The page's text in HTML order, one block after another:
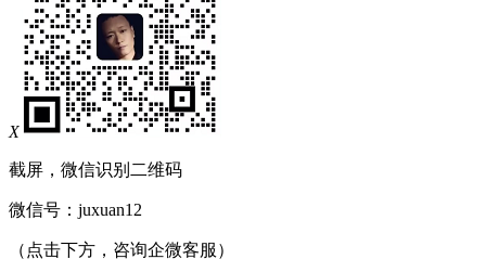
X
截屏，微信识别二维码
微信号： juxuan12
（点击下方，咨询企微客服）